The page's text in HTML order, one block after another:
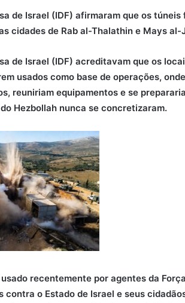
de Israel (IDF) afirmaram que os túneis
cidades de Rab al-Thalathin e Mays
de Israel (IDF) acreditavam que os
usados ​​como base de operações,
reuniriam equipamentos e se
do Hezbollah nunca se concretizaram.
recentemente por agentes da
o Estado de Israel e seus